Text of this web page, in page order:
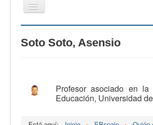
Cambiar
navegación
CertAcleB
Calidad
Artículos
Soto Soto, Asensio
Profesor asociado en la
Educación, Universidad